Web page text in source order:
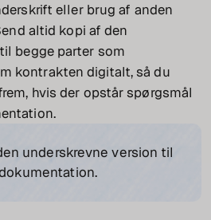
eller brug af anden
altid kopi af den
begge parter som
kontrakten digitalt, så du
hvis der opstår spørgsmål
underskrevne version til